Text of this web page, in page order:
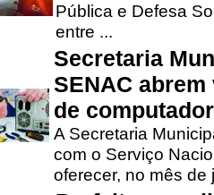
Pública e Defesa
entre ...
Secretaria
SENAC
de
A Secretaria
com o Serviço
oferecer, no mês de